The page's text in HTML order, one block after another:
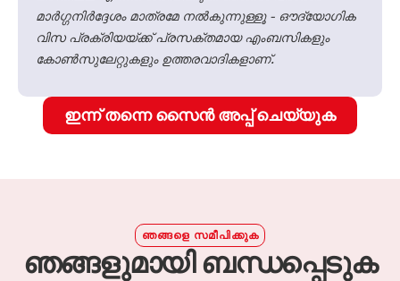
മാർഗ്ഗനിർദ്ദേശം മാത്രമേ നൽകുന്നുള്ളൂ - ഔദ്യോഗിക
വിസ പ്രക്രിയയ്ക്ക് പ്രസക്തമായ എംബസികളും
കോൺസുലേറ്റുകളും ഉത്തരവാദികളാണ്.
ഇന്ന് തന്നെ സൈൻ അപ്പ് ചെയ്യുക
ഞങ്ങളെ സമീപിക്കുക
ഞങ്ങളുമായി ബന്ധപ്പെടുക